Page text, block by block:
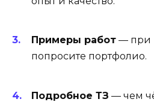
Примеры работ — при
попросите портфолио.
Подробное ТЗ — чем